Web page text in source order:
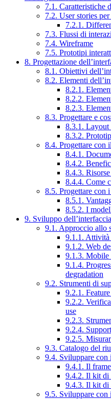
7.1. Caratteristiche
7.2. User stories
7.2.1.
7.3. Flussi di
7.4. Wireframe
7.5. Prototipi
8. Progettazione
8.1. Obiettivi
8.2. Elementi
8.2.1.
8.2.2.
8.2.3.
8.3. Progettare e
8.3.1. Layout
8.3.2.
8.4. Progettare con
8.4.1.
8.4.2.
8.4.3.
8.4.4. Come
8.5. Progettare con
8.5.1.
8.5.2. I
9. Sviluppo dell’interfaccia
9.1. Approccio allo
9.1.1.
9.1.2. Web
9.1.3. Mobile
9.1.4.
degradation
9.2. Strumenti di
9.2.1.
9.2.2.
use
9.2.3.
9.2.4.
9.2.5.
9.3. Catalogo del
9.4. Sviluppare con
9.4.1. Il
9.4.2. Il kit di
9.4.3. Il kit di
9.5. Sviluppare con